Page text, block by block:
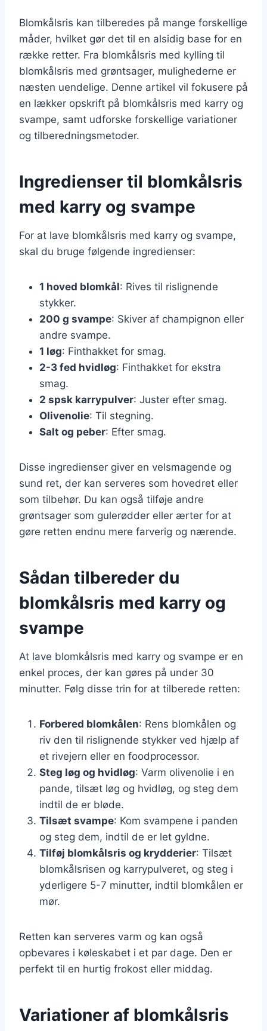
Blomkålsris kan tilberedes på mange forskellige
måder, hvilket gør det til en alsidig base for en
række retter. Fra blomkålsris med kylling til
blomkålsris med grøntsager, mulighederne er
næsten uendelige. Denne artikel vil fokusere på
en lækker opskrift på blomkålsris med karry og
svampe, samt udforske forskellige variationer
og tilberedningsmetoder.
Ingredienser til blomkålsris
med karry og svampe
For at lave blomkålsris med karry og svampe,
skal du bruge følgende ingredienser:
1 hoved blomkål: Rives til rislignende
stykker.
200 g svampe: Skiver af champignon eller
andre svampe.
1 løg: Finthakket for smag.
2-3 fed hvidløg: Finthakket for ekstra
smag.
2 spsk karrypulver: Juster efter smag.
Olivenolie: Til stegning.
Salt og peber: Efter smag.
Disse ingredienser giver en velsmagende og
sund ret, der kan serveres som hovedret eller
som tilbehør. Du kan også tilføje andre
grøntsager som gulerødder eller ærter for at
gøre retten endnu mere farverig og nærende.
Sådan tilbereder du
blomkålsris med karry og
svampe
At lave blomkålsris med karry og svampe er en
enkel proces, der kan gøres på under 30
minutter. Følg disse trin for at tilberede retten:
Forbered blomkålen: Rens blomkålen og
riv den til rislignende stykker ved hjælp af
et rivejern eller en foodprocessor.
Steg løg og hvidløg: Varm olivenolie i en
pande, tilsæt løg og hvidløg, og steg dem
indtil de er bløde.
Tilsæt svampe: Kom svampene i panden
og steg dem, indtil de er let gyldne.
Tilføj blomkålsris og krydderier: Tilsæt
blomkålsrisen og karrypulveret, og steg i
yderligere 5-7 minutter, indtil blomkålen er
mør.
Retten kan serveres varm og kan også
opbevares i køleskabet i et par dage. Den er
perfekt til en hurtig frokost eller middag.
Variationer af blomkålsris